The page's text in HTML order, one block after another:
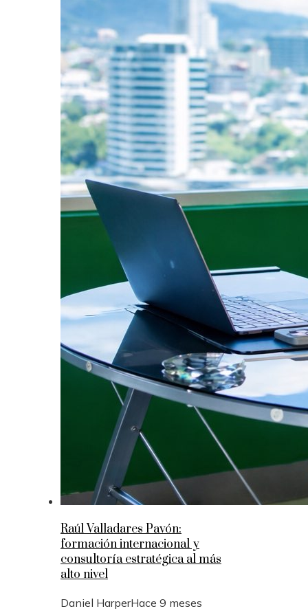
Raúl Valladares Pavón:
formación internacional y
consultoría estratégica al más
alto nivel
Daniel HarperHace 9 meses